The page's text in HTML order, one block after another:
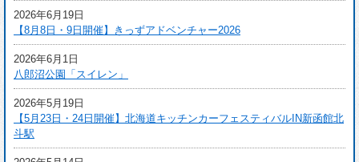
2026年6月19日
【8月8日・9日開催】きっずアドベンチャー2026
2026年6月1日
八郎沼公園「スイレン」
2026年5月19日
【5月23日・24日開催】北海道キッチンカーフェスティバルIN新函館北
斗駅